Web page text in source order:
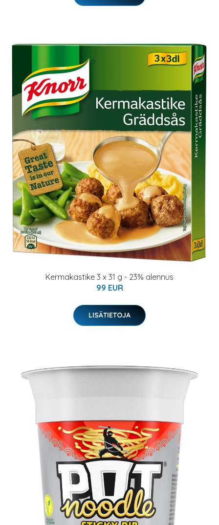
Kermakastike 3 x 31 g - 23% alennus
99 EUR
LISÄTIETOJA